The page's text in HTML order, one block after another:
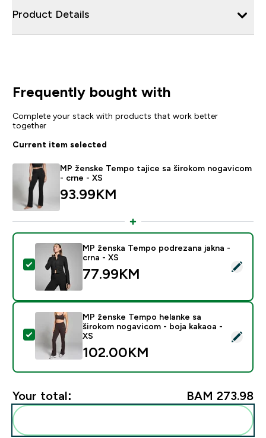
Product Details
Frequently bought with
Complete your stack with products that work better
together
Current item selected
MP ženske Tempo tajice sa širokom nogavicom
- crne - XS
93.99KM‎
Select this product - MP ženska Tempo podrezana
MP ženska Tempo podrezana jakna -
crna - XS
77.99KM‎
Select this product - MP ženske Tempo helanke sa
MP ženske Tempo helanke sa
širokom nogavicom - boja kakaoa -
XS
102.00KM‎
Your total: BAM 273.98‎